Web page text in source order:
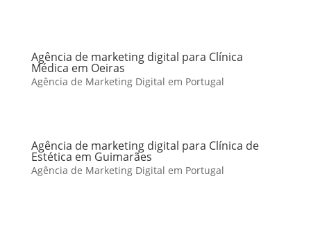
Agência de marketing digital para Clínica
Médica em Oeiras
Agência de Marketing Digital em Portugal
Agência de marketing digital para Clínica de
Estética em Guimarães
Agência de Marketing Digital em Portugal